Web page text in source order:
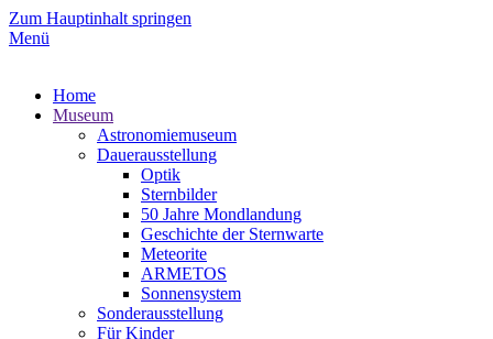
Zum Hauptinhalt springen
Menü
Home
Museum
Astronomiemuseum
Dauerausstellung
Optik
Sternbilder
50 Jahre Mondlandung
Geschichte der Sternwarte
Meteorite
ARMETOS
Sonnensystem
Sonderausstellung
Für Kinder